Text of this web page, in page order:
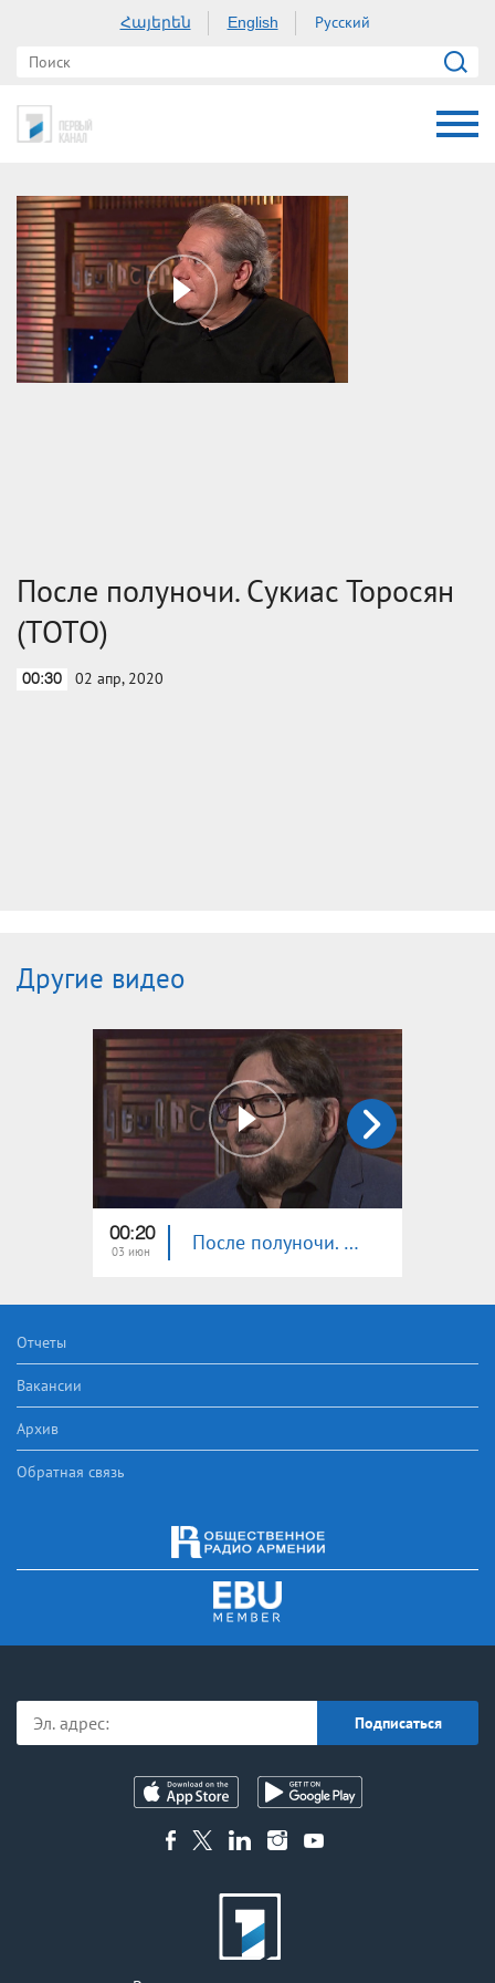
Հայերեն English Русский
После полуночи. Сукиас Торосян
(ТОТО)
00:30 02 апр, 2020
Другие видео
00:20
03 июн После полуночи. Жирайр Папазян
Отчеты
Вакансии
Архив
Обратная связь